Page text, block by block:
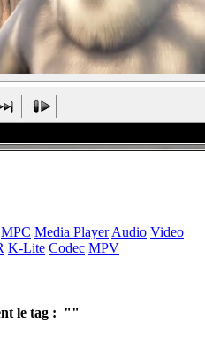
MPC Media Player Audio Video
K-Lite Codec MPV
le tag : ""